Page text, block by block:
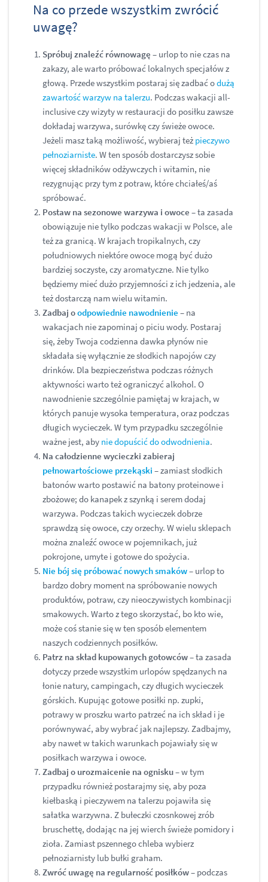
Na co przede wszystkim zwrócić
uwagę?
Spróbuj znaleźć równowagę – urlop to nie czas na
zakazy, ale warto próbować lokalnych specjałów z
głową. Przede wszystkim postaraj się zadbać odużą
zawartość warzyw na talerzu. Podczas wakacji all-
inclusive czy wizyty w restauracji do posiłku zawsze
dokładaj warzywa, surówkę czy świeże owoce.
Jeżeli masz taką możliwość, wybieraj też pieczywo
pełnoziarniste. W ten sposób dostarczysz sobie
więcej składników odżywczych i witamin, nie
rezygnując przy tym z potraw, które chciałeś/aś
spróbować.
Postaw na sezonowe warzywa i owoce – ta zasada
obowiązuje nie tylko podczas wakacji w Polsce, ale
też za granicą. W krajach tropikalnych, czy
południowych niektóre owoce mogą być dużo
bardziej soczyste, czy aromatyczne. Nie tylko
będziemy mieć dużo przyjemności z ich jedzenia, ale
też dostarczą nam wielu witamin.
Zadbaj oodpowiednie nawodnienie – na
wakacjach nie zapominaj o piciu wody. Postaraj
się, żeby Twoja codzienna dawka płynów nie
składała się wyłącznie ze słodkich napojów czy
drinków. Dla bezpieczeństwa podczas różnych
aktywności warto też ograniczyć alkohol. O
nawodnienie szczególnie pamiętaj w krajach, w
których panuje wysoka temperatura, oraz podczas
długich wycieczek. W tym przypadku szczególnie
ważne jest, aby nie dopuścić do odwodnienia.
Na całodzienne wycieczki zabieraj
pełnowartościowe przekąski – zamiast słodkich
batonów warto postawić na batony proteinowe i
zbożowe; do kanapek z szynką i serem dodaj
warzywa. Podczas takich wycieczek dobrze
sprawdzą się owoce, czy orzechy. W wielu sklepach
można znaleźć owoce w pojemnikach, już
pokrojone, umyte i gotowe do spożycia.
Nie bój się próbować nowych smaków– urlop to
bardzo dobry moment na spróbowanie nowych
produktów, potraw, czy nieoczywistych kombinacji
smakowych. Warto z tego skorzystać, bo kto wie,
może coś stanie się w ten sposób elementem
naszych codziennych posiłków.
Patrz na skład kupowanych gotowców– ta zasada
dotyczy przede wszystkim urlopów spędzanych na
łonie natury, campingach, czy długich wycieczek
górskich. Kupując gotowe posiłki np. zupki,
potrawy w proszku warto patrzeć na ich skład i je
porównywać, aby wybrać jak najlepszy. Zadbajmy,
aby nawet w takich warunkach pojawiały się w
posiłkach warzywa i owoce.
Zadbaj o urozmaicenie na ognisku– w tym
przypadku również postarajmy się, aby poza
kiełbaską i pieczywem na talerzu pojawiła się
sałatka warzywna. Z bułeczki czosnkowej zrób
bruschettę, dodając na jej wierch świeże pomidory i
zioła. Zamiast pszennego chleba wybierz
pełnoziarnisty lub bułki graham.
Zwróć uwagę na regularność posiłków– podczas